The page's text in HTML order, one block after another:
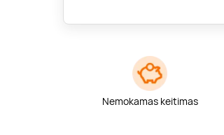
Nemokamas keitimas